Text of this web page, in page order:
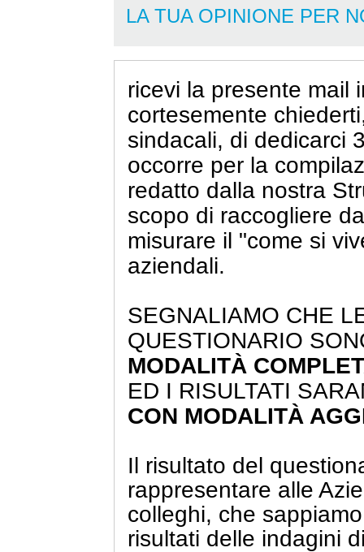
LA TUA OPINIONE PER
ricevi la presente mail
cortesemente
sindacali, di dedicarci
occorre per la
redatto dalla nostra
scopo di raccogliere
misurare il "come si
aziendali.
SEGNALIAMO CHE
QUESTIONARIO
MODALITÀ
ED I RISULTATI
CON MODALITÀ
Il risultato del
rappresentare alle
colleghi, che
risultati delle indagini